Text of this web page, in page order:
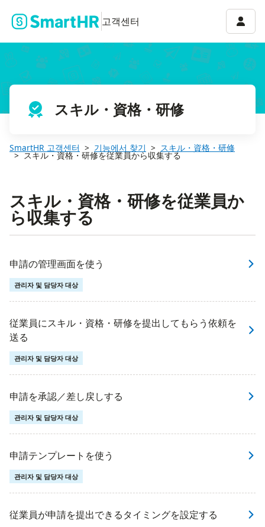
고객센터 계정
スキル・資格・研修
SmartHR 고객센터 기능에서 찾기 スキル・資格・研修
スキル・資格・研修を従業員から収集する
スキル・資格・研修を従業員か
ら収集する
申請の管理画面を使う
관리자 및 담당자 대상
従業員にスキル・資格・研修を提出してもらう依頼を
送る
관리자 및 담당자 대상
申請を承認／差し戻しする
관리자 및 담당자 대상
申請テンプレートを使う
관리자 및 담당자 대상
従業員が申請を提出できるタイミングを設定する